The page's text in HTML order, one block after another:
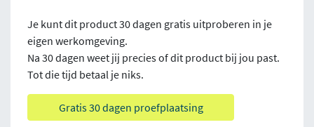
Je kunt dit product 30 dagen gratis uitproberen in je
eigen werkomgeving.
Na 30 dagen weet jij precies of dit product bij jou past.
Tot die tijd betaal je niks.
Gratis 30 dagen proefplaatsing